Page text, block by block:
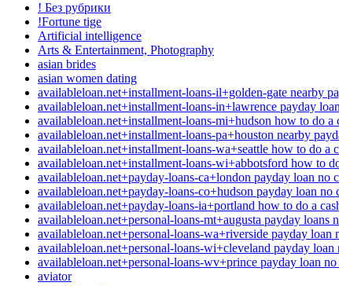
! Без рубрики
!Fortune tige
Artificial intelligence
Arts & Entertainment, Photography
asian brides
asian women dating
availableloan.net+installment-loans-il+golden-gate nearby
availableloan.net+installment-loans-in+lawrence payday
availableloan.net+installment-loans-mi+hudson how to do a
availableloan.net+installment-loans-pa+houston nearby
availableloan.net+installment-loans-wa+seattle how to do a
availableloan.net+installment-loans-wi+abbotsford how to
availableloan.net+payday-loans-ca+london payday loan no
availableloan.net+payday-loans-co+hudson payday loan no
availableloan.net+payday-loans-ia+portland how to do a
availableloan.net+personal-loans-mt+augusta payday loans
availableloan.net+personal-loans-wa+riverside payday loan
availableloan.net+personal-loans-wi+cleveland payday loan
availableloan.net+personal-loans-wv+prince payday loan
aviator